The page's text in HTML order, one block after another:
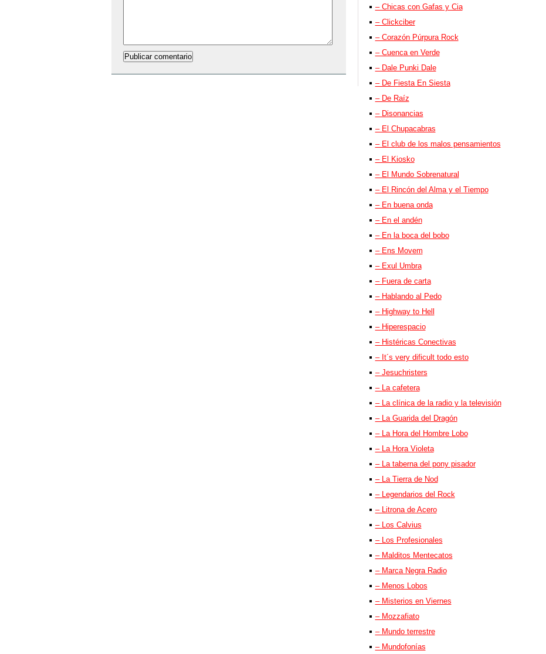
– Chicas con Gafas y Cia
– Clickciber
– Corazón Púrpura Rock
– Cuenca en Verde
– Dale Punki Dale
– De Fiesta En Siesta
– De Raíz
– Disonancias
– El Chupacabras
– El club de los malos pensamientos
– El Kiosko
– El Mundo Sobrenatural
– El Rincón del Alma y el Tiempo
– En buena onda
– En el andén
– En la boca del bobo
– Ens Movem
– Exul Umbra
– Fuera de carta
– Hablando al Pedo
– Highway to Hell
– Hiperespacio
– Histéricas Conectivas
– It´s very dificult todo esto
– Jesuchristers
– La cafetera
– La clínica de la radio y la televisión
– La Guarida del Dragón
– La Hora del Hombre Lobo
– La Hora Violeta
– La taberna del pony pisador
– La Tierra de Nod
– Legendarios del Rock
– Litrona de Acero
– Los Calvius
– Los Profesionales
– Malditos Mentecatos
– Marca Negra Radio
– Menos Lobos
– Misterios en Viernes
– Mozzafiato
– Mundo terrestre
– Mundofonías